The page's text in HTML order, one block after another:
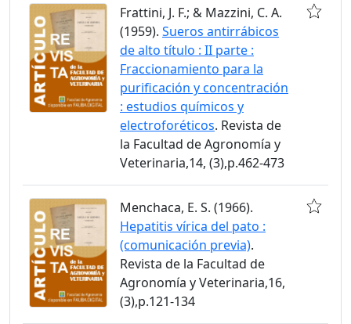
Frattini, J. F.; & Mazzini, C. A.
(1959). Sueros antirrábicos
de alto título : II parte :
Fraccionamiento para la
purificación y concentración
: estudios químicos y
electroforéticos. Revista de
la Facultad de Agronomía y
Veterinaria,14, (3),p.462-473
Menchaca, E. S. (1966).
Hepatitis vírica del pato :
(comunicación previa).
Revista de la Facultad de
Agronomía y Veterinaria,16,
(3),p.121-134